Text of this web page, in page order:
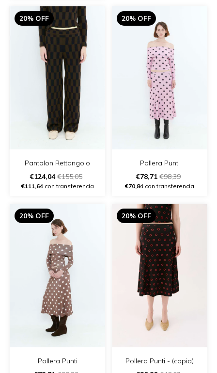
20% OFF
Pantalon Rettangolo
€124,04€155,05
€111,64con transferencia
20% OFF
Pollera Punti
€78,71 €98,39
€70,84 con transferencia
20% OFF
Pollera Punti
20% OFF
Pollera Punti - (copia)